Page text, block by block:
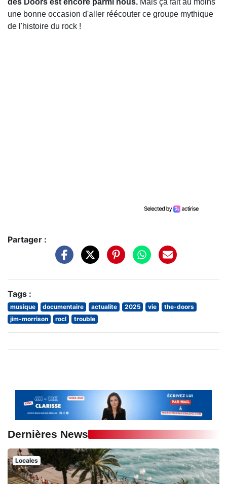
des Doors est encore parmi nous. Mais ça fait au moins
une bonne occasion d'aller réécouter ce groupe mythique
de l'histoire du rock !
Partager :
Tags :
musique documentaire actualite 2025 vie
the-doors
jim-morrison
rocl trouble
Dernières News
Locales